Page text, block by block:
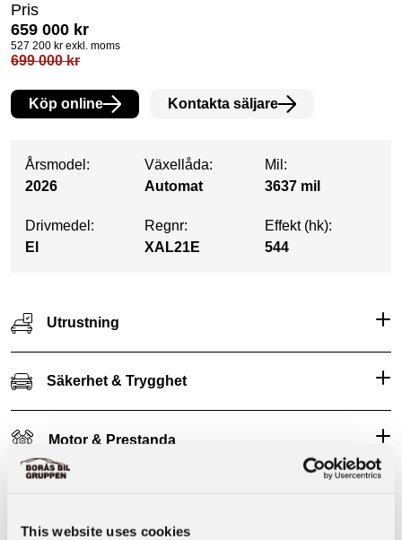
This website uses cookies
Pris
659 000 kr
527 200 kr exkl. moms
699 000kr
Köp online Kontakta säljare
Årsmodel:
2026
Växellåda:
Automat
Mil:
3637 mil
Drivmedel:
El
Regnr:
XAL21E
Effekt (hk):
544
Utrustning
Säkerhet & Trygghet
Motor & Prestanda